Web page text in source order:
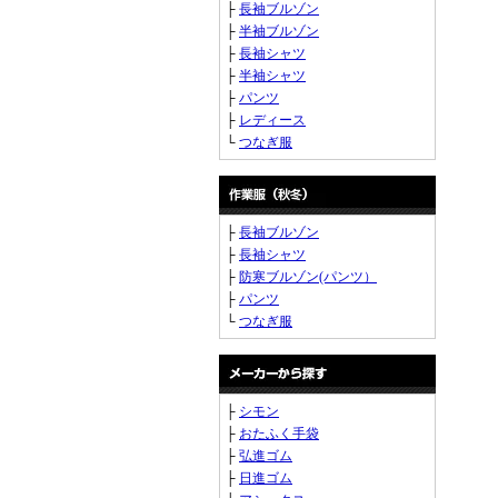
├ 長袖ブルゾン
├ 半袖ブルゾン
├ 長袖シャツ
├ 半袖シャツ
├ パンツ
├ レディース
└ つなぎ服
├ 長袖ブルゾン
├ 長袖シャツ
├ 防寒ブルゾン(パンツ）
├ パンツ
└ つなぎ服
├ シモン
├ おたふく手袋
├ 弘進ゴム
├ 日進ゴム